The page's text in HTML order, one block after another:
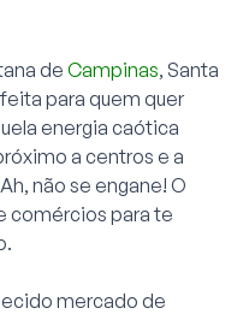
de Campinas, Santa
para quem quer
energia caótica
a centros e a
não se engane! O
comércios para te
mercado de